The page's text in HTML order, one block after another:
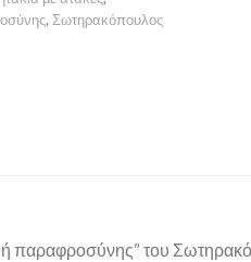
, Σωτηρακόπουλος
παραφροσύνης” του